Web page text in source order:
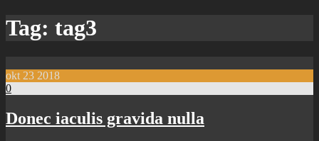
Tag: tag3
okt 23 2018
0
Donec iaculis gravida nulla